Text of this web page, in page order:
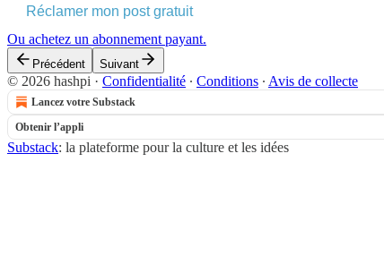
Réclamer mon post gratuit
Ou achetez un abonnement payant.
Précédent Suivant
© 2026 hashpi · Confidentialité ∙ Conditions ∙ Avis de collecte
Lancez votre Substack
Obtenir l’appli
Substack: la plateforme pour la culture et les idées